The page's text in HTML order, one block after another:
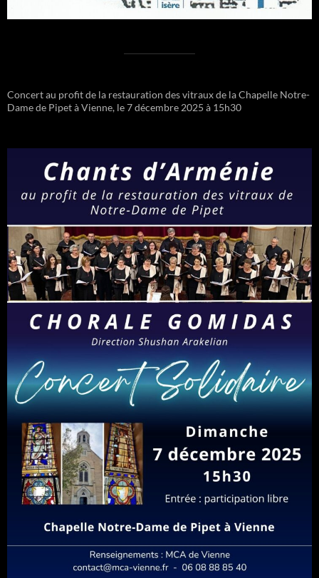
Concert au profit de la restauration des vitraux de la Chapelle Notre-
Dame de Pipet à Vienne, le 7 décembre 2025 à 15h30